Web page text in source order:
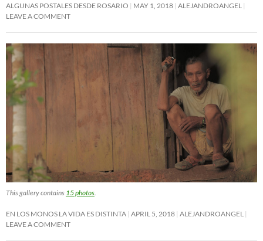
ALGUNAS POSTALES DESDE ROSARIO MAY 1, 2018 ALEJANDROANGEL
LEAVE A COMMENT
This gallery contains 15 photos
EN LOS MONOS LA VIDA ES DISTINTA APRIL 5, 2018 ALEJANDROANGEL
LEAVE A COMMENT